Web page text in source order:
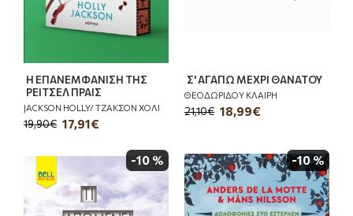
Η ΕΠΑΝΕΜΦΑΝΙΣΗ ΤΗΣ
ΡΕΙΤΣΕΛ ΠΡΑΙΣ
JACKSON HOLLY/ ΤΖΑΚΣΟΝ ΧΟΛΙ
17,91€
19,90€
Σ' ΑΓΑΠΩ ΜΕΧΡΙ ΘΑΝΑΤΟΥ
ΘΕΟΔΩΡΙΔΟΥ ΚΛΑΙΡΗ
18,99€
21,10€
-10 % -10 %